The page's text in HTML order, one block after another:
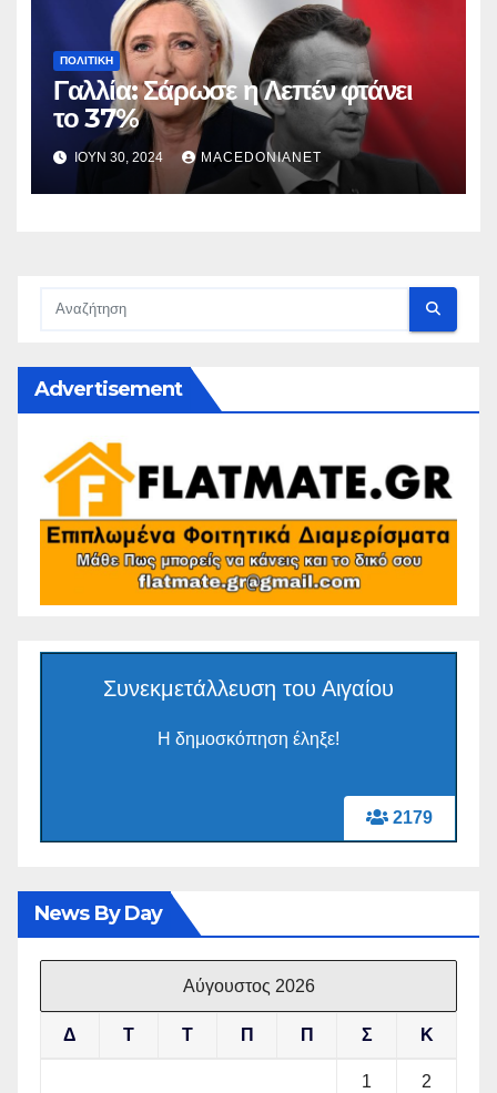
ΠΟΛΙΤΙΚΉ
Γαλλία: Σάρωσε η Λεπέν φτάνει
το 37%
ΙΟΎΝ 30, 2024 MACEDONIANET
Advertisement
2179
Συνεκμετάλλευση του Αιγαίου
Η δημοσκόπηση έληξε!
News By Day
Αύγουστος 2026
Δ Τ Τ Π Π Σ Κ
1 2